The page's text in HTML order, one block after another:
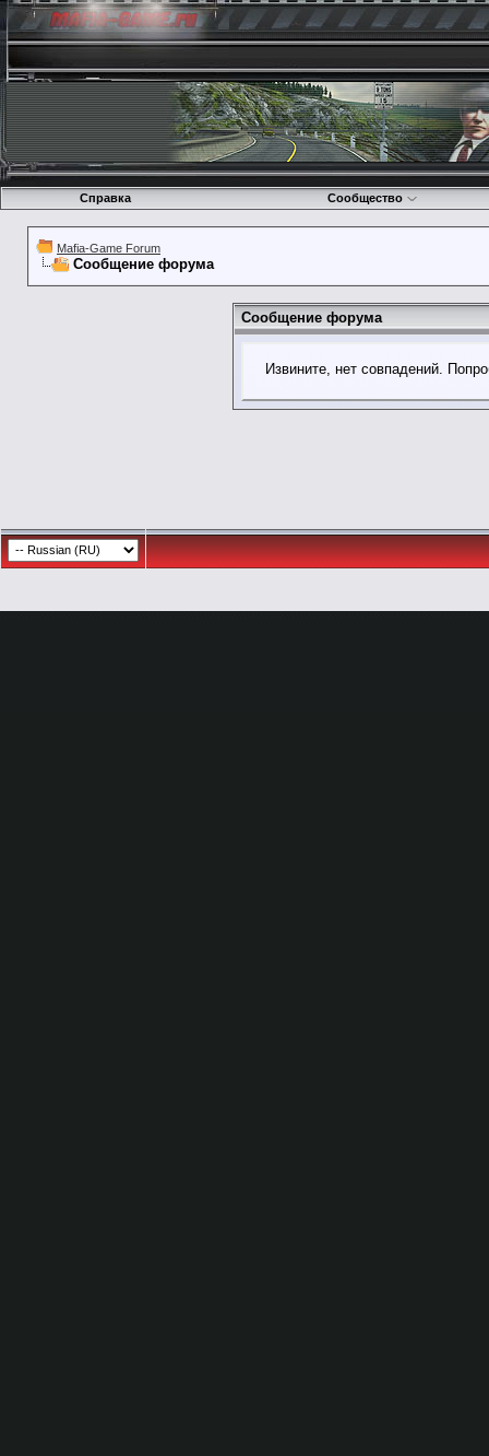
Справка Сообщество
Mafia-Game Forum
Сообщение форума
Сообщение форума
Извините, нет совпадений.